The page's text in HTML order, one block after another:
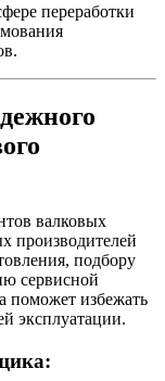
переработки
валковых
производителей
подбору
сервисной
поможет избежать
эксплуатации.